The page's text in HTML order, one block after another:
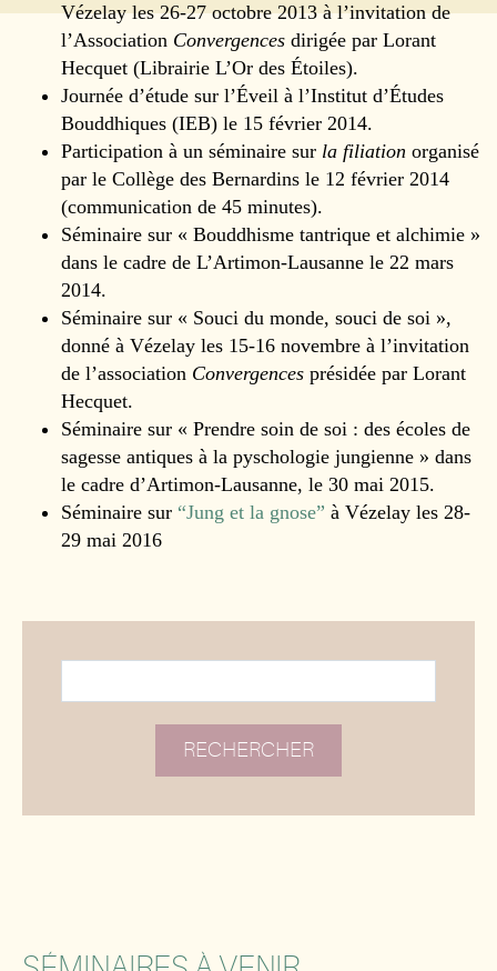
Vézelay les 26-27 octobre 2013 à l’invitation de
l’Association Convergences dirigée par Lorant
Hecquet (Librairie L’Or des Étoiles).
Journée d’étude sur l’Éveil à l’Institut d’Études
Bouddhiques (IEB) le 15 février 2014.
Participation à un séminaire sur la filiation organisé
par le Collège des Bernardins le 12 février 2014
(communication de 45 minutes).
Séminaire sur « Bouddhisme tantrique et alchimie »
dans le cadre de L’Artimon-Lausanne le 22 mars
2014.
Séminaire sur « Souci du monde, souci de soi »,
donné à Vézelay les 15-16 novembre à l’invitation
de l’association Convergences présidée par Lorant
Hecquet.
Séminaire sur « Prendre soin de soi : des écoles de
sagesse antiques à la pyschologie jungienne » dans
le cadre d’Artimon-Lausanne, le 30 mai 2015.
Séminaire sur “Jung et la gnose” à Vézelay les 28-
29 mai 2016